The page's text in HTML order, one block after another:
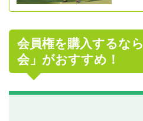
会員権を購入するな
会」がおすすめ！